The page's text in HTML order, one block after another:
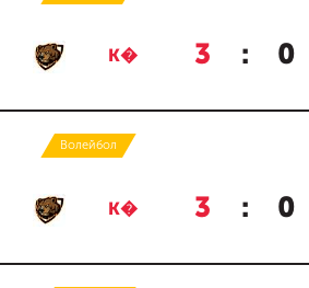
К� 3 : 0
Волейбол
К� 3 : 0